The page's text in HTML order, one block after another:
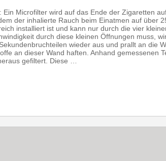
Microfilter wird auf das Ende der Zigaretten
der inhalierte Rauch beim Einatmen auf über
installiert ist und kann nur durch die vier
durch diese kleinen Öffnungen muss,
wieder aus und prallt an die
an dieser Wand haften. Anhand gemessenen
gefiltert. Diese …